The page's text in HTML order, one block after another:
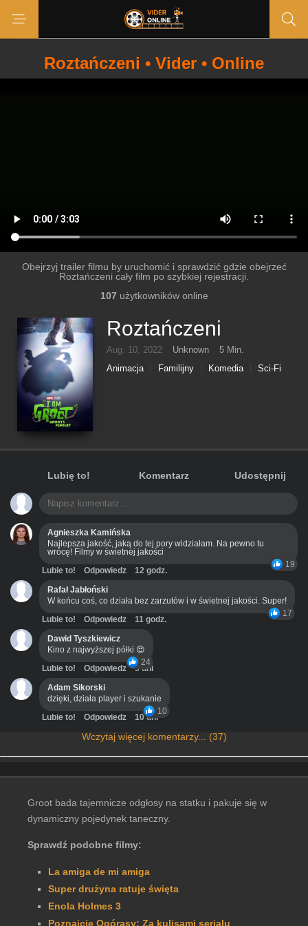
Roztańczeni • Vider • Online
Obejrzyj trailer filmu by uruchomić i sprawdzić gdzie obejrzeć
Roztańczeni cały film po szybkiej rejestracji.
107 użytkowników online
Roztańczeni
Aug. 10, 2022 Unknown
5 Min.
Animacja
Familijny Komedia Sci-Fi
Lubię to! Komentarz Udostępnij
Agnieszka Kamińska
Najlepsza jakość, jaką do tej pory widziałam. Na pewno tu
wrócę! Filmy w świetnej jakości
19
Lubie to! Odpowiedz
12 godz.
Rafał Jabłoński
W końcu coś, co działa bez zarzutów i w świetnej jakości. Super!
17
Lubie to! Odpowiedz
11 godz.
Dawid Tyszkiewicz
Kino z najwyższej półki 😍
24
Lubie to! Odpowiedz
3 dni
Adam Sikorski
dzięki, działa player i szukanie
10
Lubie to! Odpowiedz 10 dni
Wczytaj więcej komentarzy... (37)
Groot bada tajemnicze odgłosy na statku i pakuje się w
dynamiczny pojedynek taneczny.
Sprawdź podobne filmy:
La amiga de mi amiga
Super drużyna ratuje święta
Enola Holmes 3
Poznajcie Ogórasy: Za kulisami serialu